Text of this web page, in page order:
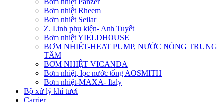
Bơm nhiệt Panzer
Bơm nhiệt Rheem
Bơm nhiêt Seilar
Z. Linh phụ kiện- Anh Tuyết
Bơm nhiệt YIELDHOUSE
BƠM NHIÊT-HEAT PUMP, NƯỚC NÓNG TRUNG
TÂM
BƠM NHIỆT VICANDA
Bơm nhiệt, lọc nước tổng AOSMITH
Bơm nhiệt-MAXA- Italy
Bộ xử lý khí tươi
Carrier